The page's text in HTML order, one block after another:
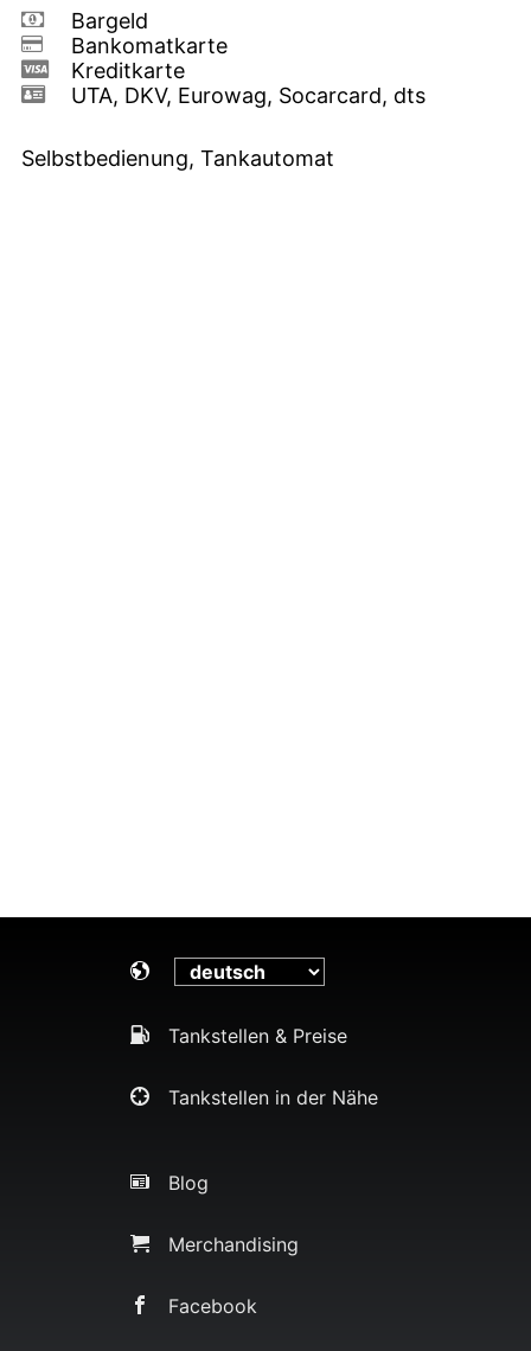
Bargeld
Bankomatkarte
Kreditkarte
UTA, DKV, Eurowag, Socarcard, dts
Selbstbedienung, Tankautomat
Tankstellen & Preise
Tankstellen in der Nähe
Blog
Merchandising
Facebook